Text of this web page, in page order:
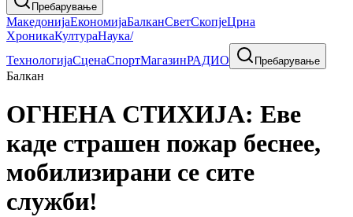
Пребарување
МакедонијаЕкономијаБалканСветСкопјеЦрна
ХроникаКултураНаука/
ТехнологијаСценаСпортМагазинРАДИО Пребарување
Балкан
ОГНЕНА СТИХИЈА: Еве
каде страшен пожар беснее,
мобилизирани се сите
служби!